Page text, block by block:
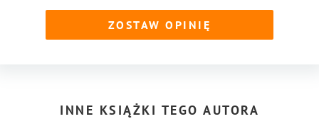
ZOSTAW OPINIĘ
INNE KSIĄŻKI TEGO AUTORA